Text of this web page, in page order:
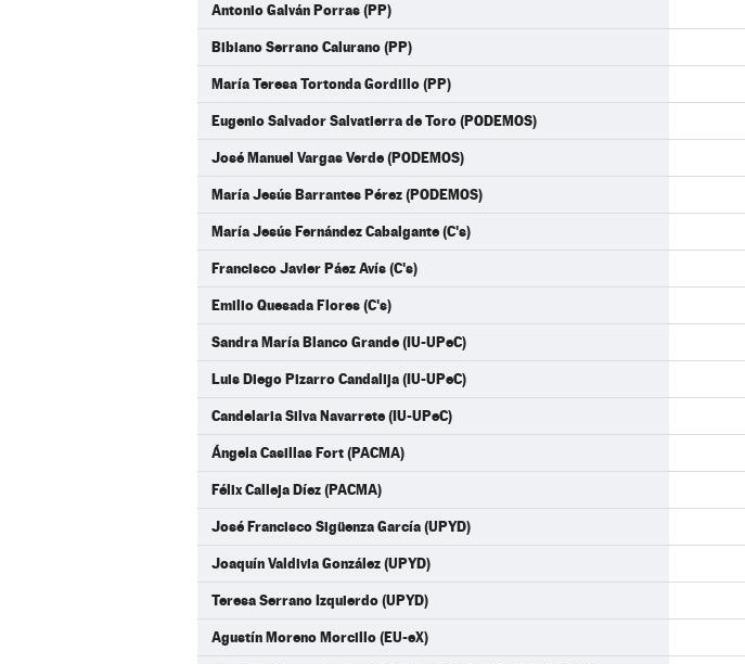
Antonio Galván Porras (PP)
Bibiano Serrano Calurano (PP)
María Teresa Tortonda Gordillo (PP)
Eugenio Salvador Salvatierra de Toro (PODEMOS)
José Manuel Vargas Verde (PODEMOS)
María Jesús Barrantes Pérez (PODEMOS)
María Jesús Fernández Cabalgante (C's)
Francisco Javier Páez Avís (C's)
Emilio Quesada Flores (C's)
Sandra María Blanco Grande (IU-UPeC)
Luis Diego Pizarro Candalija (IU-UPeC)
Candelaria Silva Navarrete (IU-UPeC)
Ángela Casillas Fort (PACMA)
Félix Calleja Díez (PACMA)
José Francisco Sigüenza García (UPYD)
Joaquín Valdivia González (UPYD)
Teresa Serrano Izquierdo (UPYD)
Agustín Moreno Morcillo (EU-eX)